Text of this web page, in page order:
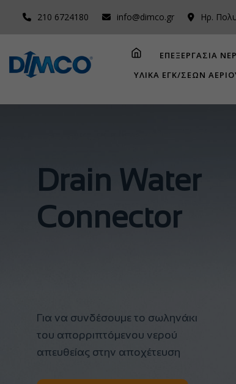
210 6724180 info@dimco.gr Ηρ.
ΕΠΕΞΕΡΓΑΣΙΑ
ΥΛΙΚΑ ΕΓΚ/ΣΕΩΝ
Drain Water
Connector
Για να συνδέσουμε το σωληνάκι
του απορριπτόμενου νερού
απευθείας στην αποχέτευση